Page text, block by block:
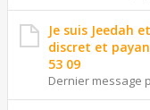
Je suis Jeedah
discret et
53 09
Dernier message